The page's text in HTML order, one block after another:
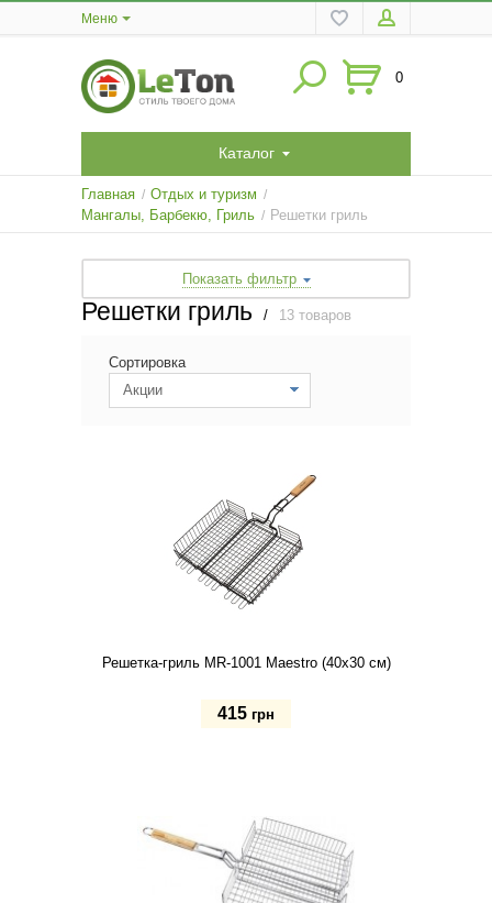
Меню
0
Каталог
Главная / Отдых и туризм /
Мангалы, Барбекю, Гриль / Решетки гриль
Показать фильтр
Решетки гриль / 13 товаров
Сортировка
Акции
Решетка-гриль MR-1001 Maestro (40х30 см)
415 грн